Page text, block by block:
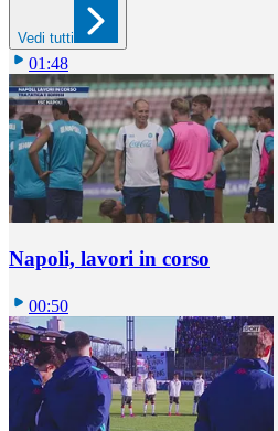
Vedi tutti
01:48
Napoli, lavori in corso
00:50